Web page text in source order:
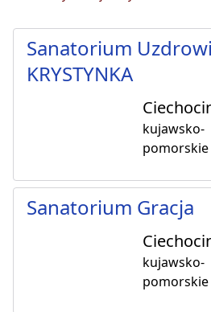
Sanatorium
KRYSTYNKA
kujawsko-
pomorskie
Sanatorium Gracja
kujawsko-
pomorskie